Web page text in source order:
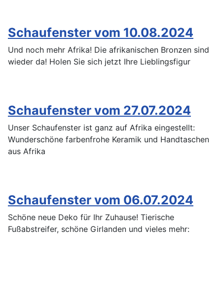
Schaufenster vom 10.08.2024
Und noch mehr Afrika! Die afrikanischen Bronzen sind
wieder da! Holen Sie sich jetzt Ihre Lieblingsfigur
Schaufenster vom 27.07.2024
Unser Schaufenster ist ganz auf Afrika eingestellt:
Wunderschöne farbenfrohe Keramik und Handtaschen
aus Afrika
Schaufenster vom 06.07.2024
Schöne neue Deko für Ihr Zuhause! Tierische
Fußabstreifer, schöne Girlanden und vieles mehr: